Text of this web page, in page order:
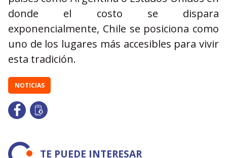
donde el costo se dispara
exponencialmente, Chile se posiciona como
uno de los lugares más accesibles para vivir
esta tradición.
NOTICIAS
TE PUEDE INTERESAR